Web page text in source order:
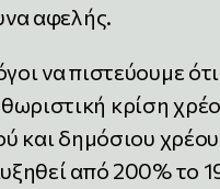
αφελής.
να πιστεύουμε
κρίση
και δημόσιου
από 200% το